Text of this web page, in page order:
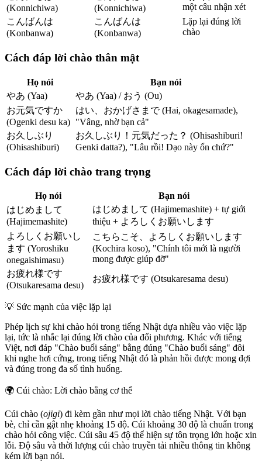
(Konnichiwa)
(Konnichiwa)
một câu nhận xét
こんばんは
(Konbanwa)
こんばんは
(Konbanwa)
Lặp lại đúng lời
chào
Cách đáp lời chào thân mật
Họ nói
Bạn nói
やあ (Yaa)
やあ (Yaa) / おう (Ou)
お元気ですか
(Ogenki desu ka)
はい、おかげさまで (Hai, okagesamade),
"Vâng, nhờ bạn cả"
お久しぶり
(Ohisashiburi)
お久しぶり！元気だった？ (Ohisashiburi!
Genki datta?), "Lâu rồi! Dạo này ổn chứ?"
Cách đáp lời chào trang trọng
Họ nói
Bạn nói
はじめまして
(Hajimemashite)
はじめまして (Hajimemashite) + tự giới
thiệu + よろしくお願いします
よろしくお願いし
ます (Yoroshiku
onegaishimasu)
こちらこそ、よろしくお願いします
(Kochira koso), "Chính tôi mới là người
mong được giúp đỡ"
お疲れ様です
(Otsukaresama desu)
お疲れ様です (Otsukaresama desu)
💡 Sức mạnh của việc lặp lại
Phép lịch sự khi chào hỏi trong tiếng Nhật dựa nhiều vào việc lặp
lại, tức là nhắc lại đúng lời chào của đối phương. Khác với tiếng
Việt, nơi đáp "Chào buổi sáng" bằng đúng "Chào buổi sáng" đôi
khi nghe hơi cứng, trong tiếng Nhật đó là phản hồi được mong đợi
và đúng trong đa số tình huống.
🌍 Cúi chào: Lời chào bằng cơ thể
Cúi chào (ojigi) đi kèm gần như mọi lời chào tiếng Nhật. Với bạn
bè, chỉ cần gật nhẹ khoảng 15 độ. Cúi khoảng 30 độ là chuẩn trong
chào hỏi công việc. Cúi sâu 45 độ thể hiện sự tôn trọng lớn hoặc xin
lỗi. Độ sâu và thời lượng cúi chào truyền tải nhiều thông tin không
kém lời bạn nói.